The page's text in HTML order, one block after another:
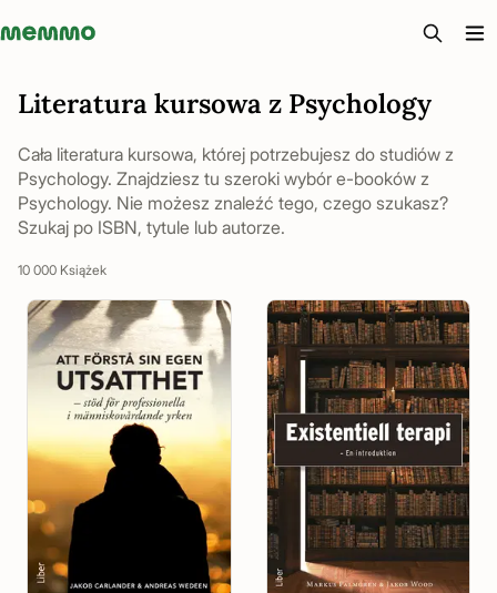
Memmo - AI-verktyg och digital kurslitteratur
Literatura kursowa z Psychology
Cała literatura kursowa, której potrzebujesz do studiów z
Psychology. Znajdziesz tu szeroki wybór e-booków z
Psychology. Nie możesz znaleźć tego, czego szukasz?
Szukaj po ISBN, tytule lub autorze.
10 000 Książek